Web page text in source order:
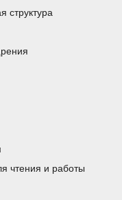
структура
чтения и работы